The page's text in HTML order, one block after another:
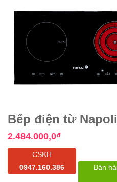
Bếp điện từ
2.484.000,0₫
CSKH
0947.160.386
Bán